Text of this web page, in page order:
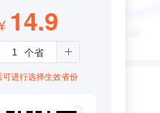
14.9
可进行选择生效省份